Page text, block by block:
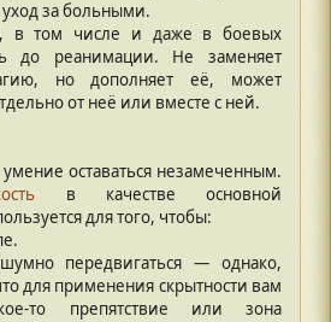
за больными.
в том числе и даже в боевых
до реанимации. Не заменяет
но дополняет её, может
от неё или вместе с ней.
оставаться незамеченным.
в качестве основной
для того, чтобы:
передвигаться — однако,
для применения скрытности вам
то препятствие или зона